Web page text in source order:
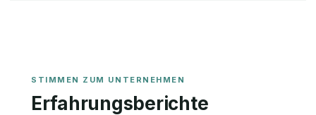
Erfahrungsberichte